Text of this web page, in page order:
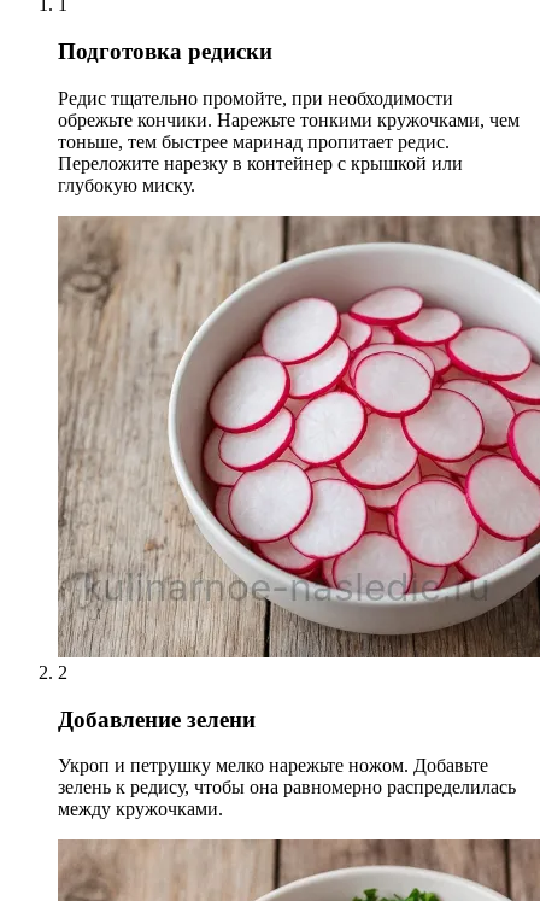
Подготовка редиски
Редис тщательно промойте, при необходимости
обрежьте кончики. Нарежьте тонкими кружочками, чем
тоньше, тем быстрее маринад пропитает редис.
Переложите нарезку в контейнер с крышкой или
глубокую миску.
2
Добавление зелени
Укроп и петрушку мелко нарежьте ножом. Добавьте
зелень к редису, чтобы она равномерно распределилась
между кружочками.